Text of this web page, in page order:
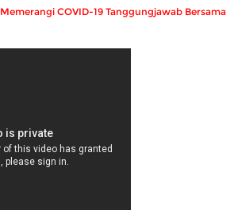
Memerangi COVID-19 Tanggungjawab Bersama